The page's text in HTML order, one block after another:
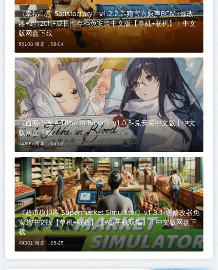
《幸福工厂 Satisfactory》v1.2.2.2-赠官方原声BGM+修改
器+赠120h+成长性存档免安装中文版【单机+联机】丨中文
版网盘下载
55108 阅读 ， 06-04
《血断心连 A Tithe in Blood》v1.0.3-免安装中文版丨中文
版网盘下载
54895 阅读 ， 06-02
《超市模拟器 Supermarket Simulator》v1.3.1-送修改器免
安装中文版【单机+联机】【PC/手机双端】丨中文版网盘下
载
49301 阅读 ， 05-25